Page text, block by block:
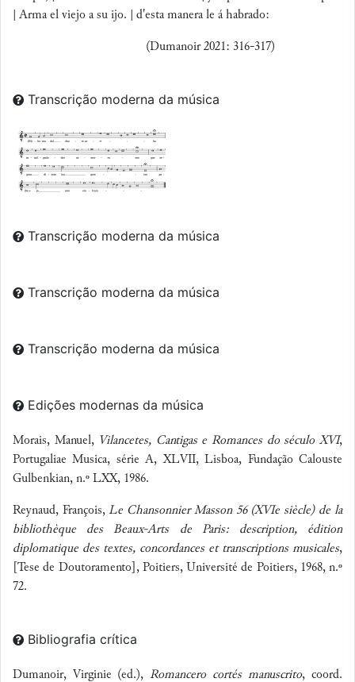
| Arma el viejo a su ijo. | d'esta manera le á habrado:
(Dumanoir 2021: 316-317)
Transcrição moderna da música
Transcrição moderna da música
Transcrição moderna da música
Transcrição moderna da música
Edições modernas da música
Morais, Manuel, Vilancetes, Cantigas e Romances do século XVI,
Portugaliae Musica, série A, XLVII, Lisboa, Fundação Calouste
Gulbenkian, n.º LXX, 1986.
Reynaud, François, Le Chansonnier Masson 56 (XVIe siècle) de la
bibliothèque des Beaux-Arts de Paris: description, édition
diplomatique des textes, concordances et transcriptions musicales,
[Tese de Doutoramento], Poitiers, Université de Poitiers, 1968, n.º
72.
Bibliografia crítica
Dumanoir, Virginie (ed.), Romancero cortés manuscrito, coord.